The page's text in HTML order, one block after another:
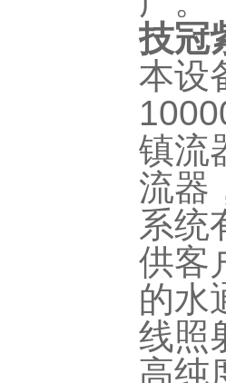
技冠
本设
镇流
流器
系统
供客
的水
线照
高纯